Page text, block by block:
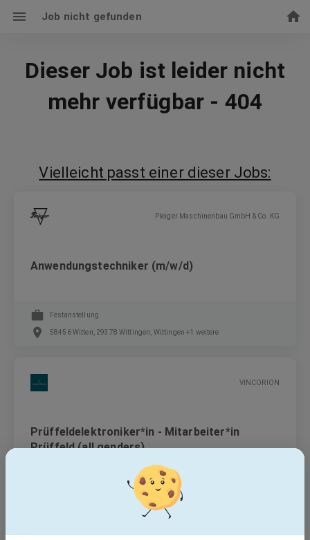
Job nicht gefunden
Dieser Job ist leider nicht
mehr verfügbar - 404
Vielleicht passt einer dieser Jobs:
Pleiger Maschinenbau GmbH & Co. KG
Anwendungstechniker (m/w/d)
Festanstellung
58456 Witten, 29378 Wittingen, Wittingen +1 weitere
VINCORION
Prüffeldelektroniker*in - Mitarbeiter*in
Prüffeld (all genders)